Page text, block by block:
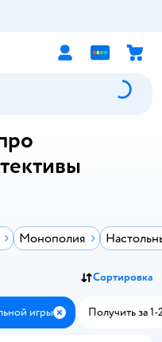
Монополия
Сортировка
игры ЗакрытьПолучить за 1-